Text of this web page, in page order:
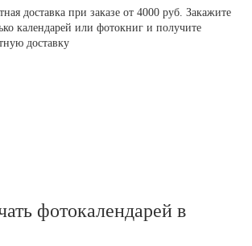
доставка при заказе от 4000 руб. Закажите
календарей или фотокниг и получите
доставку
фотокалендарей в